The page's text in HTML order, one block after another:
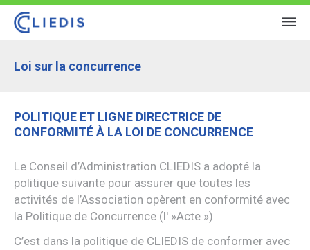
Loi sur la concurrence
POLITIQUE ET LIGNE DIRECTRICE DE
CONFORMITÉ À LA LOI DE CONCURRENCE
Le Conseil d’Administration CLIEDIS a adopté la
politique suivante pour assurer que toutes les
activités de l’Association opèrent en conformité avec
la Politique de Concurrence (l' »Acte »)
C’est dans la politique de CLIEDIS de conformer avec